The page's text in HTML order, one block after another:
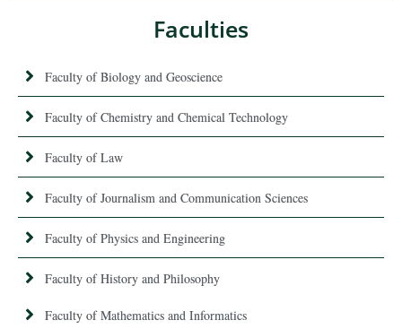
Faculties
Faculty of Biology and Geoscience
Faculty of Chemistry and Chemical Technology
Faculty of Law
Faculty of Journalism and Communication Sciences
Faculty of Physics and Engineering
Faculty of History and Philosophy
Faculty of Mathematics and Informatics